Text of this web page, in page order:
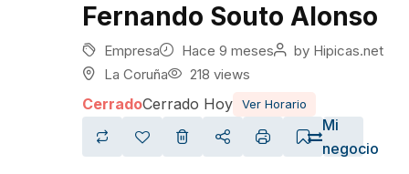
Fernando Souto Alonso
Empresa Hace 9 meses by Hipicas.net
La Coruña
218 views
CerradoCerrado Hoy Ver Horario
Mi
negocio